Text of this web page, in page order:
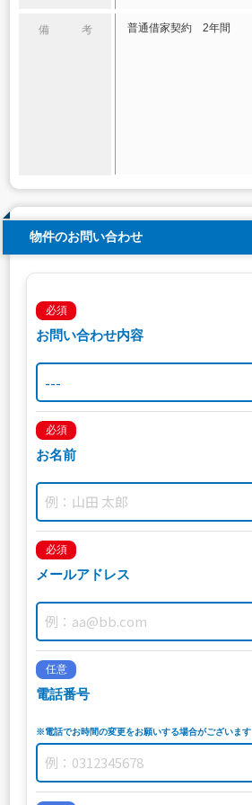
備 考 普通借家契約 2年間
物件のお問い合わせ
必須
お問い合わせ内容
必須
お名前
必須
メールアドレス
任意
電話番号
※電話でお時間の変更をお願いする場合がございます